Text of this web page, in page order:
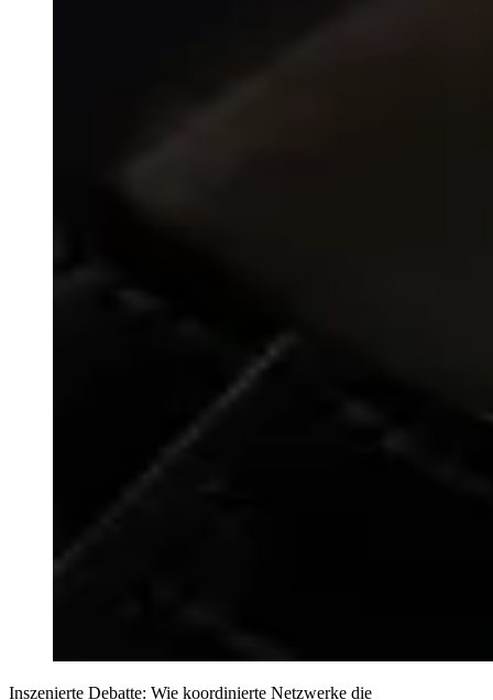
Inszenierte Debatte: Wie koordinierte Netzwerke die